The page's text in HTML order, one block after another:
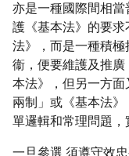
亦是一種國際間相
護《基本法》的要
法》，而是一種積
衞，便要維護及推
本法》，但另一方
兩制」或《基本法
單邏輯和常理問題，